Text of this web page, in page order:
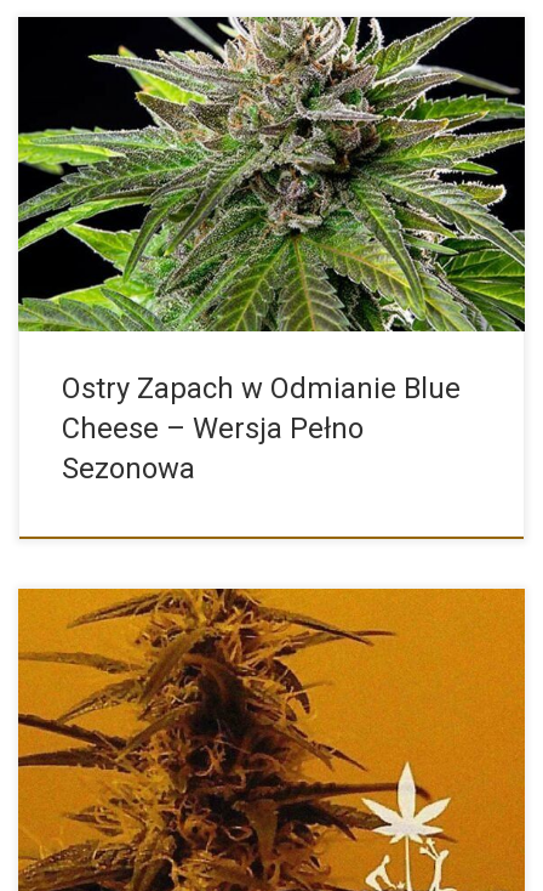
Blue Cheese od Royal Queen Seeds to wyjątkowa odmiana
marihuany, […]
Ostry Zapach w Odmianie Blue
Cheese – Wersja Pełno
Sezonowa
Zambeza Seeds to znany i ceniony producent nasion konopi,
który […]